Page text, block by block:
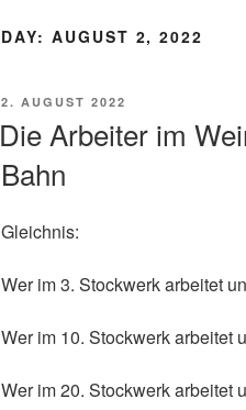
DAY: AUGUST 2, 2022
POSTED
2. AUGUST 2022
Die Arbeiter im
Bahn
Gleichnis:
Wer im 3. Stockwerk arbeitet
Wer im 10. Stockwerk arbeitet
Wer im 20. Stockwerk arbeitet